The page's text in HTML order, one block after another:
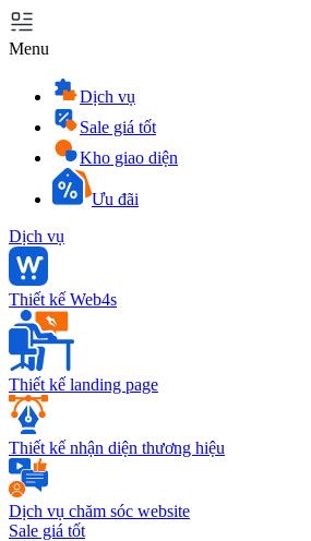
Menu
Dịch vụ
Sale giá tốt
Kho giao diện
Ưu đãi
Dịch vụ
Thiết kế Web4s
Thiết kế landing page
Thiết kế nhận diện thương hiệu
Dịch vụ chăm sóc website
Sale giá tốt